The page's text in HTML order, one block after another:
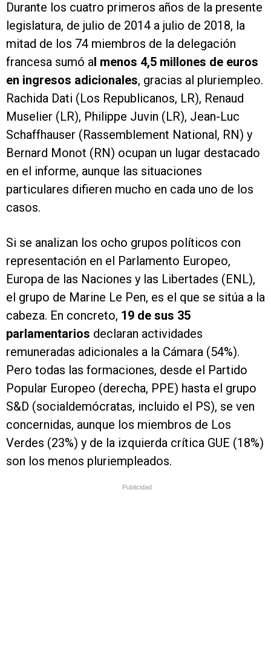
Durante los cuatro primeros años de la presente
legislatura, de julio de 2014 a julio de 2018, la
mitad de los 74 miembros de la delegación
francesa sumó al menos 4,5 millones de euros
en ingresos adicionales, gracias al pluriempleo.
Rachida Dati (Los Republicanos, LR), Renaud
Muselier (LR), Philippe Juvin (LR), Jean-Luc
Schaffhauser (Rassemblement National, RN) y
Bernard Monot (RN) ocupan un lugar destacado
en el informe, aunque las situaciones
particulares difieren mucho en cada uno de los
casos.
Si se analizan los ocho grupos políticos con
representación en el Parlamento Europeo,
Europa de las Naciones y las Libertades (ENL),
el grupo de Marine Le Pen, es el que se sitúa a la
cabeza. En concreto, 19 de sus 35
parlamentarios declaran actividades
remuneradas adicionales a la Cámara (54%).
Pero todas las formaciones, desde el Partido
Popular Europeo (derecha, PPE) hasta el grupo
S&D (socialdemócratas, incluido el PS), se ven
concernidas, aunque los miembros de Los
Verdes (23%) y de la izquierda crítica GUE (18%)
son los menos pluriempleados.
Publicidad